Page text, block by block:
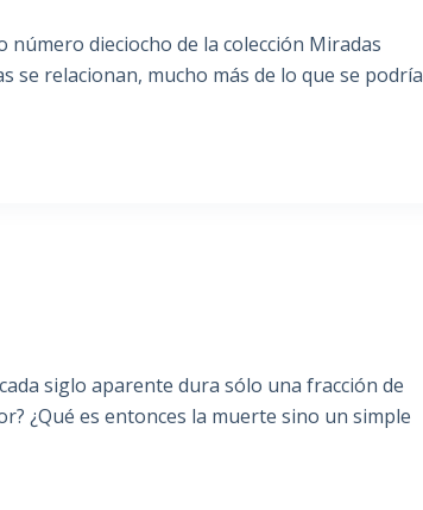
número dieciocho de la colección Miradas
se relacionan, mucho más de lo que se podría
siglo aparente dura sólo una fracción de
¿Qué es entonces la muerte sino un simple